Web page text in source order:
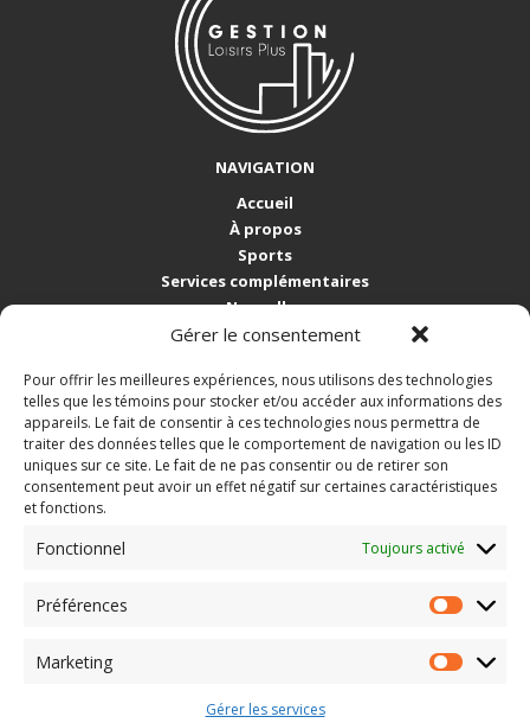
Gérer le consentement
Pour offrir les meilleures expériences, nous utilisons des technologies
telles que les témoins pour stocker et/ou accéder aux informations des
appareils. Le fait de consentir à ces technologies nous permettra de
traiter des données telles que le comportement de navigation ou les ID
uniques sur ce site. Le fait de ne pas consentir ou de retirer son
consentement peut avoir un effet négatif sur certaines caractéristiques
et fonctions.
Fonctionnel Toujours activé
Préférences
Marketing Marketing
Gérer les services
NAVIGATION
Accueil
À propos
Sports
Services complémentaires
Nouvelles
Nous joindre
COORDONNÉES
5265, rue de Gaspé
Sherbrooke QC J1N 2C8
Tél.: 819 564-8001
info@gestionloisirsplus.ca
courriel